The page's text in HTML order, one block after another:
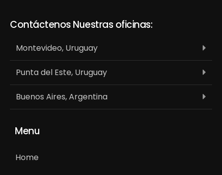
ContáctenosNuestras oficinas:
Montevideo, Uruguay
Punta del Este, Uruguay
Buenos Aires, Argentina
Menu
Home